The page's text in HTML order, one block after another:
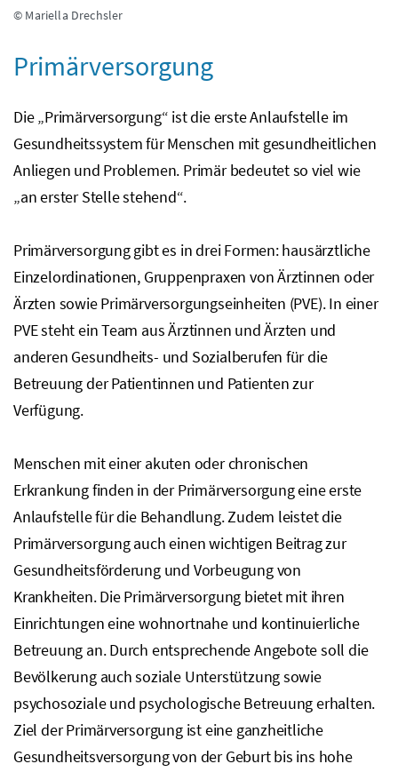
© Mariella Drechsler
Primärversorgung
Die „Primärversorgung“ ist die erste Anlaufstelle im
Gesundheitssystem für Menschen mit gesundheitlichen
Anliegen und Problemen. Primär bedeutet so viel wie
„an erster Stelle stehend“.
Primärversorgung gibt es in drei Formen: hausärztliche
Einzelordinationen, Gruppenpraxen von Ärztinnen oder
Ärzten sowie Primärversorgungseinheiten (PVE). In einer
PVE steht ein Team aus Ärztinnen und Ärzten und
anderen Gesundheits- und Sozialberufen für die
Betreuung der Patientinnen und Patienten zur
Verfügung.
Menschen mit einer akuten oder chronischen
Erkrankung finden in der Primärversorgung eine erste
Anlaufstelle für die Behandlung. Zudem leistet die
Primärversorgung auch einen wichtigen Beitrag zur
Gesundheitsförderung und Vorbeugung von
Krankheiten. Die Primärversorgung bietet mit ihren
Einrichtungen eine wohnortnahe und kontinuierliche
Betreuung an. Durch entsprechende Angebote soll die
Bevölkerung auch soziale Unterstützung sowie
psychosoziale und psychologische Betreuung erhalten.
Ziel der Primärversorgung ist eine ganzheitliche
Gesundheitsversorgung von der Geburt bis ins hohe